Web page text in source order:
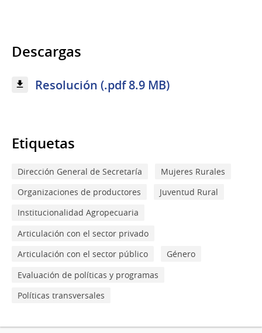
Descargas
Resolución (.pdf 8.9 MB)
Etiquetas
Dirección General de Secretaría
Mujeres Rurales
Organizaciones de productores
Juventud Rural
Institucionalidad Agropecuaria
Articulación con el sector privado
Articulación con el sector público
Género
Evaluación de políticas y programas
Políticas transversales